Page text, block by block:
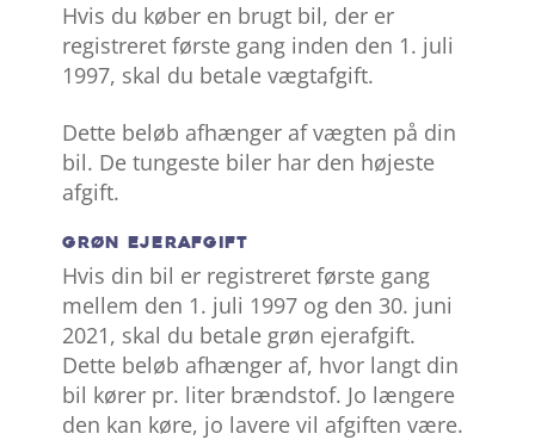
Hvis du køber en brugt bil, der er
registreret første gang inden den 1. juli
1997, skal du betale vægtafgift.
Dette beløb afhænger af vægten på din
bil. De tungeste biler har den højeste
afgift.
GRØN EJERAFGIFT
Hvis din bil er registreret første gang
mellem den 1. juli 1997 og den 30. juni
2021, skal du betale grøn ejerafgift.
Dette beløb afhænger af, hvor langt din
bil kører pr. liter brændstof. Jo længere
den kan køre, jo lavere vil afgiften være.